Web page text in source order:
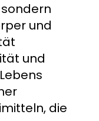
und
und
die